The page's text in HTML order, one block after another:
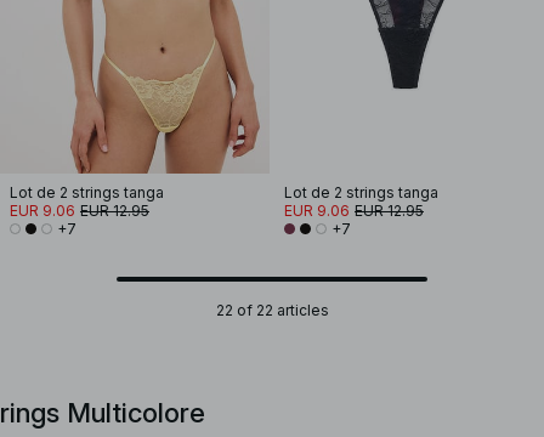
Lot de 2 strings tanga
EUR 9.06 EUR 12.95
+7
Lot de 2 strings tanga
EUR 9.06 EUR 12.95
+7
22 of 22 articles
Multicolore